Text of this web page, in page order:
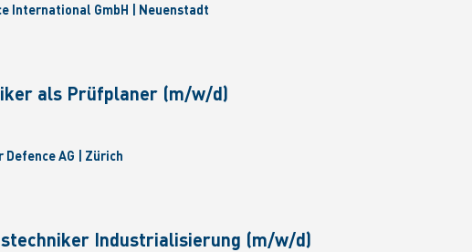
International GmbH | Neuenstadt
als Prüfplaner (m/w/d)
AG | Zürich
Industrialisierung (m/w/d)